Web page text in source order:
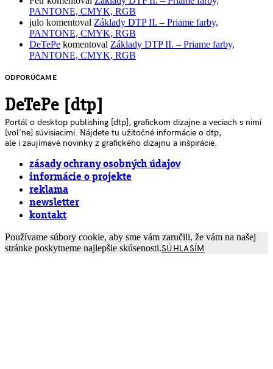
PANTONE, CMYK, RGB
julo komentoval Základy DTP II. – Priame farby,
PANTONE, CMYK, RGB
DeTePe komentoval Základy DTP II. – Priame farby,
PANTONE, CMYK, RGB
ODPORÚČAME
DeTePe [dtp]
Portál o desktop publishing [dtp], grafickom dizajne a veciach s nimi
[voľne] súvisiacimi. Nájdete tu užitočné informácie o dtp,
ale i zaujímavé novinky z grafického dizajnu a inšpirácie.
zásady ochrany osobných údajov
informácie o projekte
reklama
newsletter
kontakt
Používame súbory cookie, aby sme vám zaručili, že vám na našej
stránke poskytneme najlepšie skúsenosti.SÚHLASÍM